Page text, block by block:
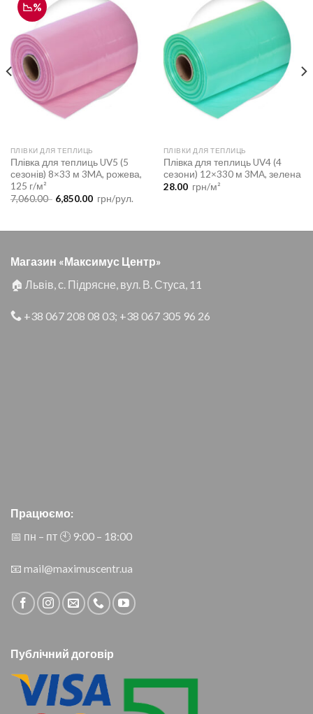
📉%
ПЛІВКИ ДЛЯ ТЕПЛИЦЬ
Плівка для теплиць UV5 (5
сезонів) 8×33 м 3MA, рожева,
125 г/м²
7,060.00 Оригінальна
ціна:
6,850.00 Поточна
ціна:
грн/рул.
ПЛІВКИ ДЛЯ ТЕПЛИЦЬ
Плівка для теплиць UV4 (4
сезони) 12×330 м 3MA, зелена
28.00 грн/м²
Магазин «Максимус Центр»
🏠 Львів, с. Підрясне, вул. В. Стуса, 11
+38 067 208 08 03; +38 067 305 96 26
Працюємо:
📅 пн – пт 🕙︎ 9:00 – 18:00
📧 mail@maximuscentr.ua
Публічний договір